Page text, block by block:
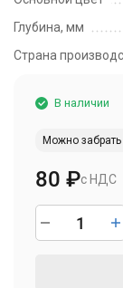
Глубина, мм
Страна
В наличии
Можно
с НДС
80 ₽